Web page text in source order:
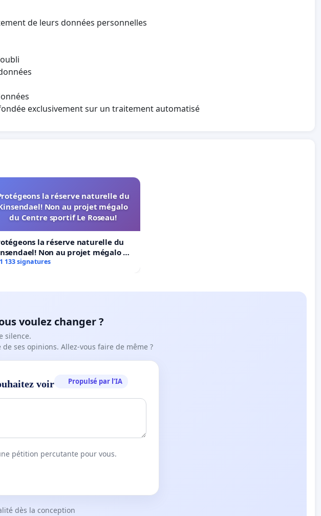
de leurs données personnelles
exclusivement sur un traitement automatisé
la réserve naturelle du
Non au projet mégalo
du Centre sportif Le Roseau!
la réserve naturelle du
Non au projet mégalo du
sportif Le Roseau!
1 133 signatures
voulez changer ?
silence.
ses opinions. Allez-vous faire de même ?
voir Propulsé par l’IA
pétition percutante pour vous.
dès la conception